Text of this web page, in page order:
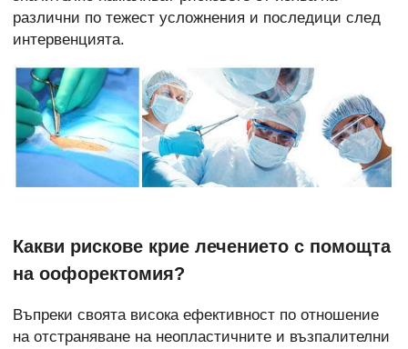
различни по тежест усложнения и последици след
интервенцията.
Какви рискове крие лечението с помощта
на оофоректомия?
Въпреки своята висока ефективност по отношение
на отстраняване на неопластичните и възпалителни